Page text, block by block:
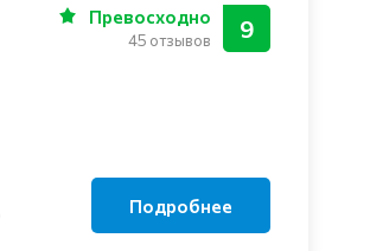
9
Превосходно
45 отзывов
Подробнее